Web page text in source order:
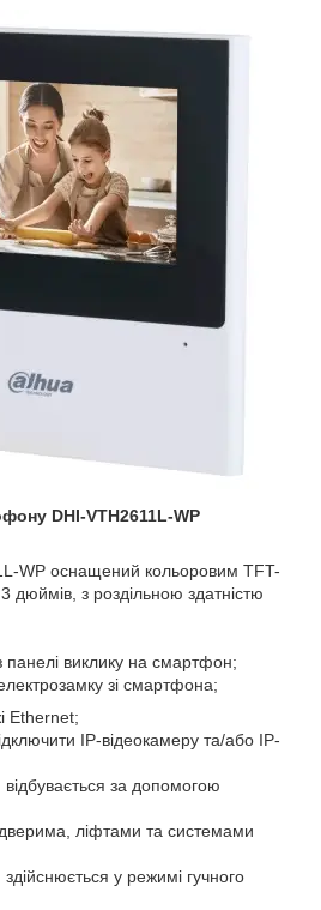
DHI-VTH2611L-WP
WP оснащений кольоровим TFT-
дюймів, з роздільною здатністю
панелі виклику на смартфон;
зі смартфона;
Ethernet;
IP-відеокамеру та/або IP-
за допомогою
ліфтами та системами
у режимі гучного